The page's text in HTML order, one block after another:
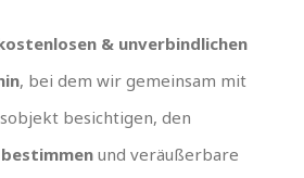
& unverbindlichen
, bei dem wir gemeinsam mit
besichtigen, den
und veräußerbare